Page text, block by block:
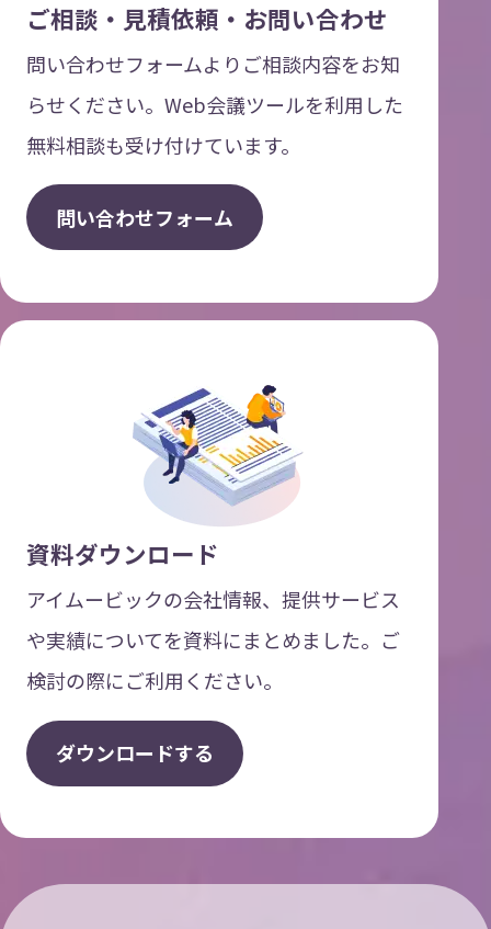
ご相談・見積依頼・お問い合わせ
問い合わせフォームよりご相談内容をお知
らせください。Web会議ツールを利用した
無料相談も受け付けています。
問い合わせフォーム
資料ダウンロード
アイムービックの会社情報、提供サービス
や実績についてを資料にまとめました。ご
検討の際にご利用ください。
ダウンロー ドする